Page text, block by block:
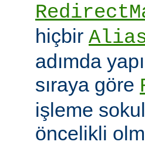
hiçbir
adımda
sıraya göre
işleme
öncelikli